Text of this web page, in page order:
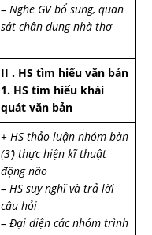
– Nghe GV bổ sung, quan
sát chân dung nhà thơ
II . HS tìm hiểu văn bản
1. HS tìm hiểu khái
quát văn bản
+ HS thảo luận nhóm bàn
(3’) thực hiện kĩ thuật
động não
– HS suy nghĩ và trả lời
câu hỏi
– Đại diện các nhóm trình